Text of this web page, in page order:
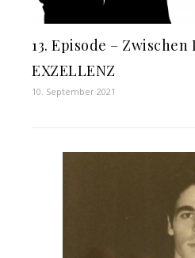
13. Episode – Zwischen
EXZELLENZ
10. September 2021